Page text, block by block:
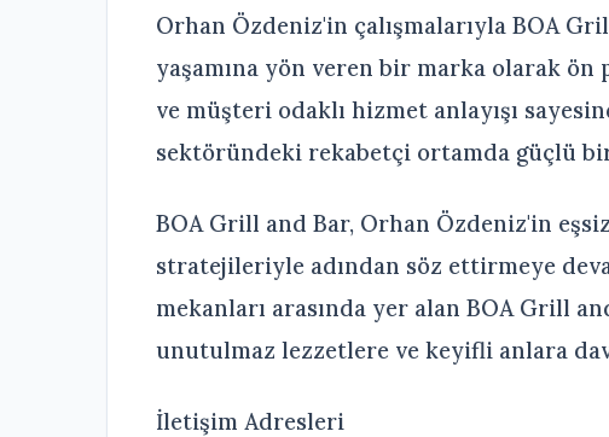
Orhan Özdeniz'in çalışmalarıyla BOA
yaşamına yön veren bir marka olarak
ve müşteri odaklı hizmet anlayışı
sektöründeki rekabetçi ortamda güçlü
BOA Grill and Bar, Orhan Özdeniz'in
stratejileriyle adından söz ettirmeye
mekanları arasında yer alan BOA Grill
unutulmaz lezzetlere ve keyifli anlara
İletişim Adresleri